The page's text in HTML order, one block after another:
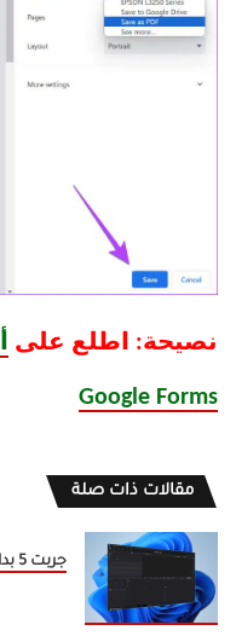
نصيحة: اطلع على
Google Forms
مقالات ذات صلة
جربت 5 بدائل مجانية لـ Premiere Pro وهذا ما اعتمدته